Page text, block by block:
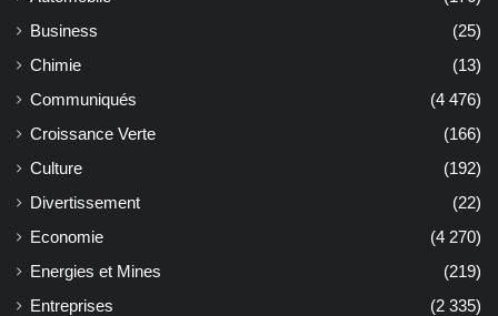
Business
(25)
Chimie
(13)
Communiqués
(4 476)
Croissance Verte
(166)
Culture
(192)
Divertissement
(22)
Economie
(4 270)
Energies et Mines
(219)
Entreprises
(2 335)